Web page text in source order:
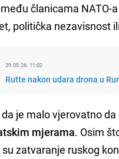
među članicama NATO-
politička nezavisnost
29.05.26. 11:02
Rutte nakon udara drona u
je malo vjerovatno
mjerama. Osim
zatvaranje ruskog